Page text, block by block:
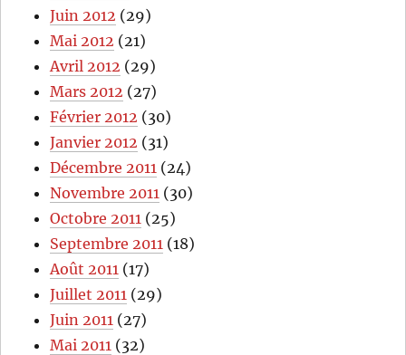
Juin 2012 (29)
Mai 2012 (21)
Avril 2012 (29)
Mars 2012 (27)
Février 2012 (30)
Janvier 2012 (31)
Décembre 2011 (24)
Novembre 2011 (30)
Octobre 2011 (25)
Septembre 2011 (18)
Août 2011 (17)
Juillet 2011 (29)
Juin 2011 (27)
Mai 2011 (32)